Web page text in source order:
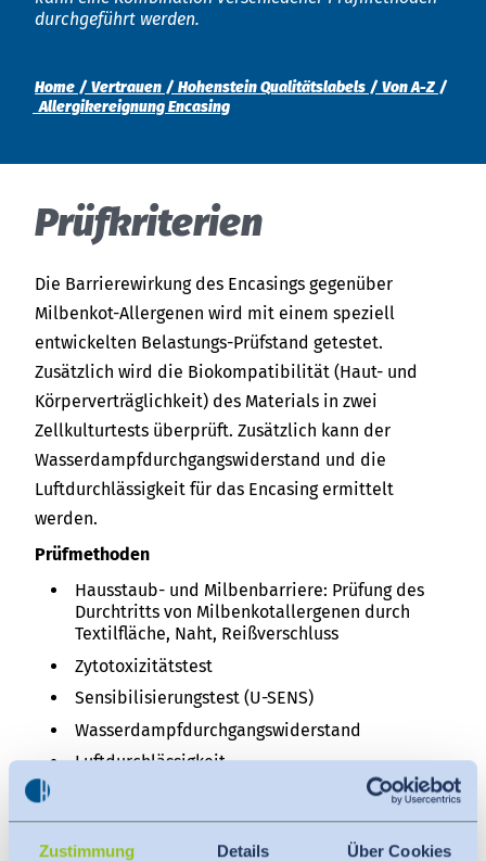
Zustimmung Details Über Cookies
English
English
Việt Nam
Indonesia
中国
Downloads
Kontakt
Newsletter
Home Vertrauen Hohenstein Qualitätslabels
Von A-Z
Allergikereignung Encasing
durchgeführt werden.
Prüfkriterien
Die Barrierewirkung des Encasings gegenüber
Milbenkot-Allergenen wird mit einem speziell
entwickelten Belastungs-Prüfstand getestet.
Zusätzlich wird die Biokompatibilität (Haut- und
Körperverträglichkeit) des Materials in zwei
Zellkulturtests überprüft. Zusätzlich kann der
Wasserdampfdurchgangswiderstand und die
Luftdurchlässigkeit für das Encasing ermittelt
werden.
Prüfmethoden
Hausstaub- und Milbenbarriere: Prüfung des
Durchtritts von Milbenkotallergenen durch
Textilfläche, Naht, Reißverschluss
Zytotoxizitätstest
Sensibilisierungstest (U-SENS)
Wasserdampfdurchgangswiderstand
Luftdurchlässigkeit
Fraktionsabscheidegrad mit DEHS-Prüfaerosol
bei 5 cm/s